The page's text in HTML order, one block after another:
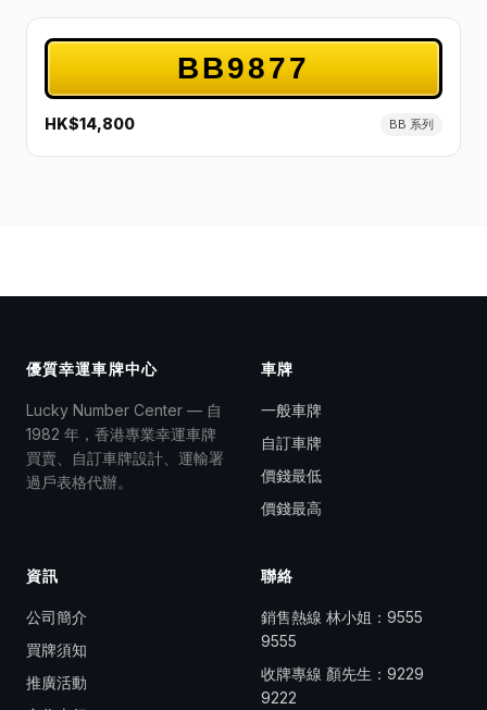
BB9877
HK$14,800 BB 系列
優質幸運車牌中心
Lucky Number Center — 自
1982 年，香港專業幸運車牌
買賣、自訂車牌設計、運輸署
過戶表格代辦。
車牌
一般車牌
自訂車牌
價錢最低
價錢最高
資訊
公司簡介
買牌須知
推廣活動
聯絡
銷售熱線 林小姐： 9555
9555
收牌專線 顏先生： 9229
9222